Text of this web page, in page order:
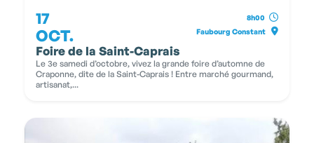
17
OCT.
8h00
Faubourg Constant
Foire de la Saint-Caprais
Le 3e samedi d’octobre, vivez la grande foire d’automne de
Craponne, dite de la Saint-Caprais ! Entre marché gourmand,
artisanat,...